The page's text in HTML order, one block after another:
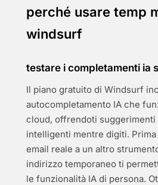
perché usare temp
windsurf
testare i completamenti ia
Il piano gratuito di Windsurf
autocompletamento IA che
cloud, offrendoti suggerimenti
intelligenti mentre digiti.
email reale a un altro
indirizzo temporaneo ti
le funzionalità IA di persona.